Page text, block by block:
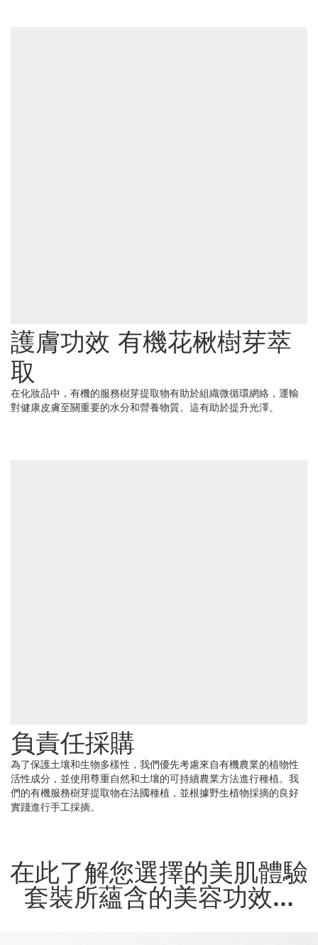
護膚功效 有機花楸樹芽萃
取
在化妝品中，有機的服務樹芽提取物有助於組織微循環網絡，運輸
對健康皮膚至關重要的水分和營養物質。這有助於提升光澤。
負責任採購
為了保護土壤和生物多樣性，我們優先考慮來自有機農業的植物性
活性成分，並使用尊重自然和土壤的可持續農業方法進行種植。我
們的有機服務樹芽提取物在法國種植，並根據野生植物採摘的良好
實踐進行手工採摘。
在此了解您選擇的美肌體驗
套裝所蘊含的美容功效...